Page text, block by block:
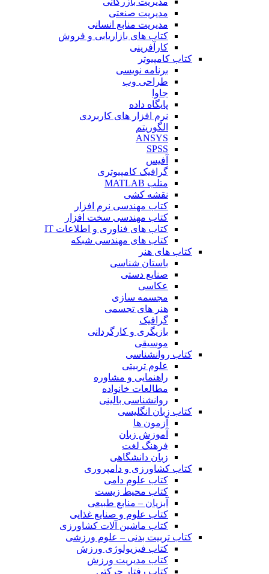
مدیریت صنعتی
مدیریت منابع انسانی
کتاب های بازاریابی و فروش
کارآفرینی
کتاب کامپیوتر
برنامه نویسی
طراحی وب
جاوا
پایگاه داده
نرم افزار های کاربردی
الگوریتم
ANSYS
SPSS
آفیس
گرافیک کامپیوتری
متلب MATLAB
نقشه کشی
کتاب مهندسی نرم افزار
کتاب مهندسی سخت افزار
کتاب های فناوری و اطلاعات IT
کتاب های مهندسی شبکه
کتاب های هنر
باستان شناسی
صنایع دستی
عکاسی
مجسمه سازی
هنر های تجسمی
گرافیک
بازیگری و کارگردانی
موسیقی
کتاب روانشناسی
علوم تربیتی
راهنمایی و مشاوره
مطالعات خانواده
روانشناسی بالینی
کتاب زبان انگلیسی
آزمون ها
آموزش زبان
فرهنگ لغت
زبان دانشگاهی
کتاب کشاورزی و دامپروری
کتاب علوم دامی
کتاب محیط زیست
آبزیان – منابع طبیعی
کتاب علوم و صنایع غذایی
کتاب ماشین آلات کشاورزی
کتاب تربیت بدنی – علوم ورزشی
کتاب فیزیولوژی ورزش
کتاب مدیریت ورزش
کتاب رفتار حرکتی